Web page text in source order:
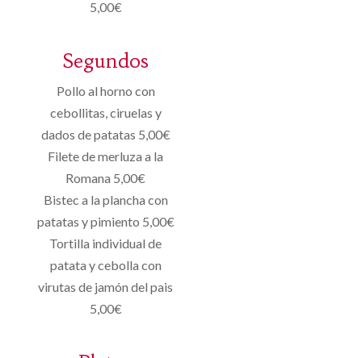
5,00€
Segundos
Pollo al horno con
cebollitas, ciruelas y
dados de patatas 5,00€
Filete de merluza a la
Romana 5,00€
Bistec a la plancha con
patatas y pimiento 5,00€
Tortilla individual de
patata y cebolla con
virutas de jamón del pais
5,00€